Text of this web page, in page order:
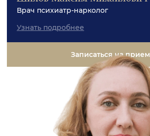
Врач психиатр-нарколог
Узнать подробнее
Записаться на прием